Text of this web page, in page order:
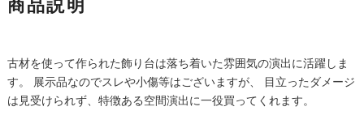
商品説明
古材を使って作られた飾り台は落ち着いた雰囲気の演出に活躍しま
す。 展示品なのでスレや小傷等はございますが、 目立ったダメージ
は見受けられず、特徴ある空間演出に一役買ってくれます。